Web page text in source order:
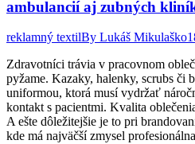
ambulancií aj zubných
reklamný textilBy Lukáš Mikulaško
Zdravotníci trávia v pracovnom
pyžame. Kazaky, halenky, scrubs či
uniformou, ktorá musí vydržať
kontakt s pacientmi. Kvalita
A ešte dôležitejšie je to pri
kde má najväčší zmysel